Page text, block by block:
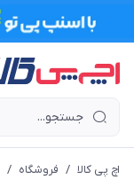
اچ پی کالا / فروشگاه /